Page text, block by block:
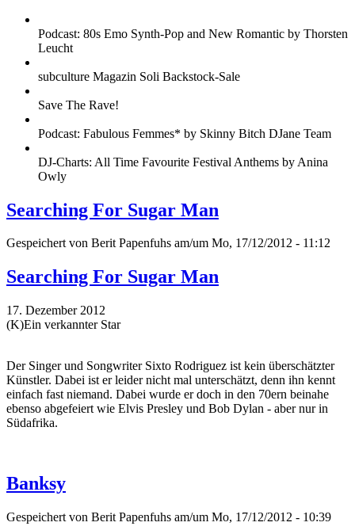
Podcast: 80s Emo Synth-Pop and New Romantic by Thorsten
Leucht
subculture Magazin Soli Backstock-Sale
Save The Rave!
Podcast: Fabulous Femmes* by Skinny Bitch DJane Team
DJ-Charts: All Time Favourite Festival Anthems by Anina
Owly
Searching For Sugar Man
Gespeichert von Berit Papenfuhs am/um Mo, 17/12/2012 - 11:12
Searching For Sugar Man
17. Dezember 2012
(K)Ein verkannter Star
Der Singer und Songwriter Sixto Rodriguez ist kein überschätzter
Künstler. Dabei ist er leider nicht mal unterschätzt, denn ihn kennt
einfach fast niemand. Dabei wurde er doch in den 70ern beinahe
ebenso abgefeiert wie Elvis Presley und Bob Dylan - aber nur in
Südafrika.
Banksy
Gespeichert von Berit Papenfuhs am/um Mo, 17/12/2012 - 10:39